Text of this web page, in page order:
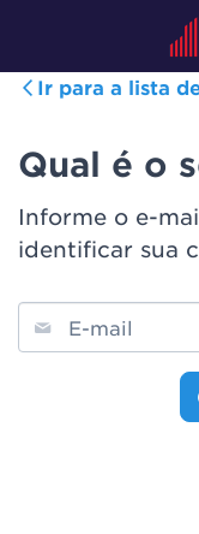
Ir para a lista
Qual é o
Informe o e-
identificar sua
E-mail